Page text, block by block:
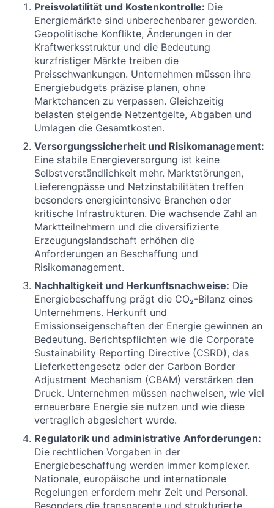
Preisvolatilität und Kostenkontrolle: Die
Energiemärkte sind unberechenbarer geworden.
Geopolitische Konflikte, Änderungen in der
Kraftwerksstruktur und die Bedeutung
kurzfristiger Märkte treiben die
Preisschwankungen. Unternehmen müssen ihre
Energiebudgets präzise planen, ohne
Marktchancen zu verpassen. Gleichzeitig
belasten steigende Netzentgelte, Abgaben und
Umlagen die Gesamtkosten.
Versorgungssicherheit und Risikomanagement:
Eine stabile Energieversorgung ist keine
Selbstverständlichkeit mehr. Marktstörungen,
Lieferengpässe und Netzinstabilitäten treffen
besonders energieintensive Branchen oder
kritische Infrastrukturen. Die wachsende Zahl an
Marktteilnehmern und die diversifizierte
Erzeugungslandschaft erhöhen die
Anforderungen an Beschaffung und
Risikomanagement.
Nachhaltigkeit und Herkunftsnachweise: Die
Energiebeschaffung prägt die CO₂-Bilanz eines
Unternehmens. Herkunft und
Emissionseigenschaften der Energie gewinnen an
Bedeutung. Berichtspflichten wie die Corporate
Sustainability Reporting Directive (CSRD), das
Lieferkettengesetz oder der Carbon Border
Adjustment Mechanism (CBAM) verstärken den
Druck. Unternehmen müssen nachweisen, wie viel
erneuerbare Energie sie nutzen und wie diese
vertraglich abgesichert wurde.
Regulatorik und administrative Anforderungen:
Die rechtlichen Vorgaben in der
Energiebeschaffung werden immer komplexer.
Nationale, europäische und internationale
Regelungen erfordern mehr Zeit und Personal.